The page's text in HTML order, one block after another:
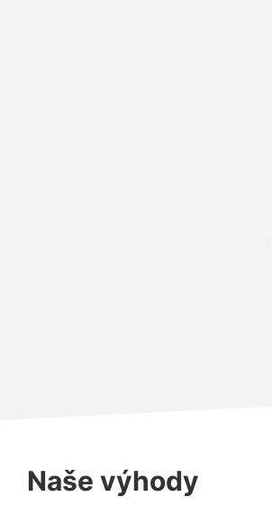
Naše výhody